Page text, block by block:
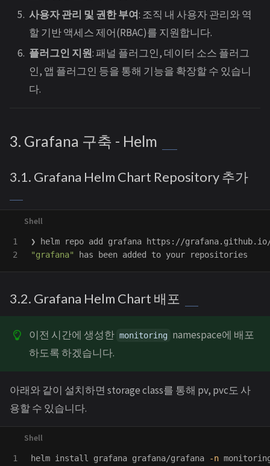
사용자 관리 및 권한 부여: 조직 내 사용자 관리와 역
할 기반 액세스 제어(RBAC)를 지원합니다.
플러그인 지원: 패널 플러그인, 데이터 소스 플러그
인, 앱 플러그인 등을 통해 기능을 확장할 수 있습니
다.
3. Grafana 구축 - Helm
3.1. Grafana Helm Chart Repository 추가
1
"grafana"
3.2. Grafana Helm Chart 배포
이전 시간에 생성한 monitoring namespace에 배포
하도록 하겠습니다.
아래와 같이 설치하면 storage class를 통해 pv, pvc도 사
용할 수 있습니다.
1
helm install grafana grafana/grafana -n